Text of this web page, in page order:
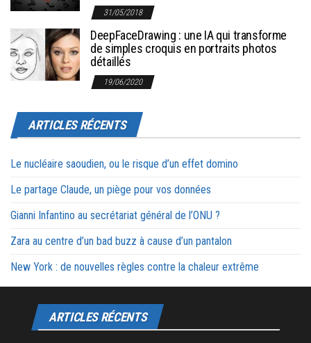
31/05/2018
DeepFaceDrawing : une IA qui transforme
de simples croquis en portraits photos
détaillés
19/06/2020
ARTICLES RÉCENTS
Le nucléaire saoudien, ou le risque d’un effet domino
Le partage Claude, un piège pour vos données
Gianni Infantino au secrétariat général de l’ONU ?
Zara au centre d’un bad buzz à cause d’un pantalon
New York : de nouvelles règles contre la chaleur extrême
ARTICLES RÉCENTS